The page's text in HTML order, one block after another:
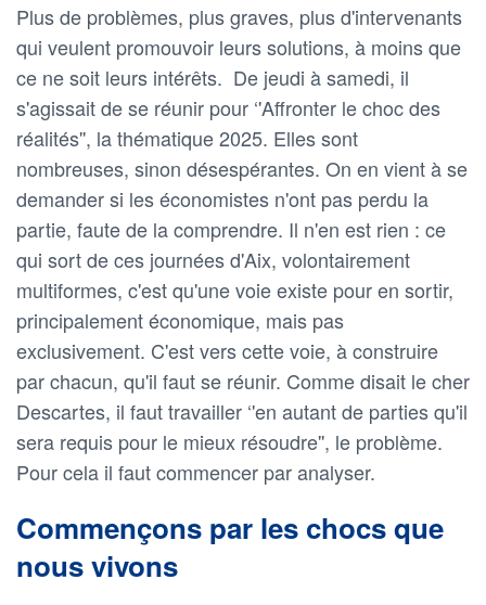
Plus de problèmes, plus graves, plus d'intervenants
qui veulent promouvoir leurs solutions, à moins que
ce ne soit leurs intérêts. De jeudi à samedi, il
s'agissait de se réunir pour ‘'Affronter le choc des
réalités'', la thématique 2025. Elles sont
nombreuses, sinon désespérantes. On en vient à se
demander si les économistes n'ont pas perdu la
partie, faute de la comprendre. Il n'en est rien : ce
qui sort de ces journées d'Aix, volontairement
multiformes, c'est qu'une voie existe pour en sortir,
principalement économique, mais pas
exclusivement. C'est vers cette voie, à construire
par chacun, qu'il faut se réunir. Comme disait le cher
Descartes, il faut travailler ‘'en autant de parties qu'il
sera requis pour le mieux résoudre'', le problème.
Pour cela il faut commencer par analyser.
Commençons par les chocs que
nous vivons